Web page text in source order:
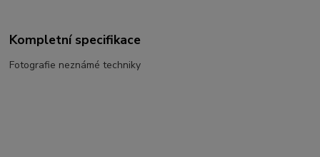
Kompletní specifikace
Fotografie neznámé techniky